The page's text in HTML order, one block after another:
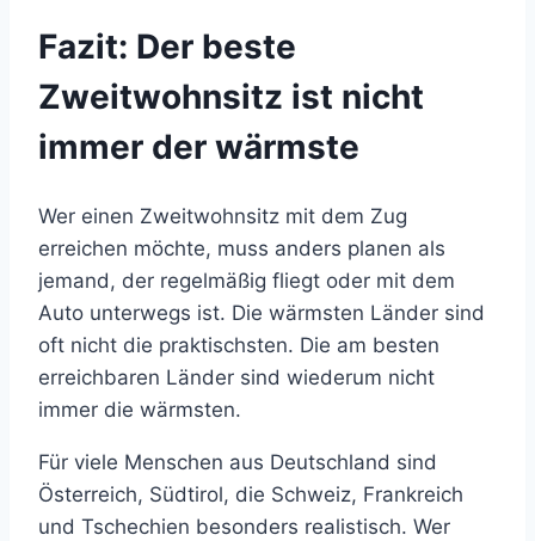
Fazit: Der beste
Zweitwohnsitz ist nicht
immer der wärmste
Wer einen Zweitwohnsitz mit dem Zug
erreichen möchte, muss anders planen als
jemand, der regelmäßig fliegt oder mit dem
Auto unterwegs ist. Die wärmsten Länder sind
oft nicht die praktischsten. Die am besten
erreichbaren Länder sind wiederum nicht
immer die wärmsten.
Für viele Menschen aus Deutschland sind
Österreich, Südtirol, die Schweiz, Frankreich
und Tschechien besonders realistisch. Wer